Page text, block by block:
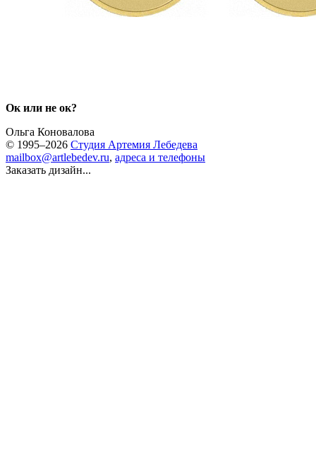
Ок или не ок?
Ольга Коновалова
© 1995–2026 Студия Артемия Лебедева
mailbox@artlebedev.ru, адреса и телефоны
Заказать дизайн...